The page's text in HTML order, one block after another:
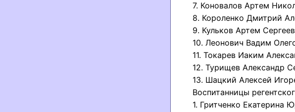
7. Коновалов Артем
8. Короленко Дмитрий
9. Кульков Артем
10. Леонович Вадим
11. Токарев Иаким
12. Турищев Александр
13. Шацкий Алексей
Воспитанницы
1. Гритченко Екатерина